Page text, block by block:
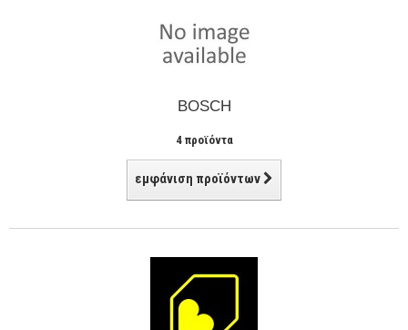
BOSCH
4 προϊόντα
εμφάνιση προϊόντων